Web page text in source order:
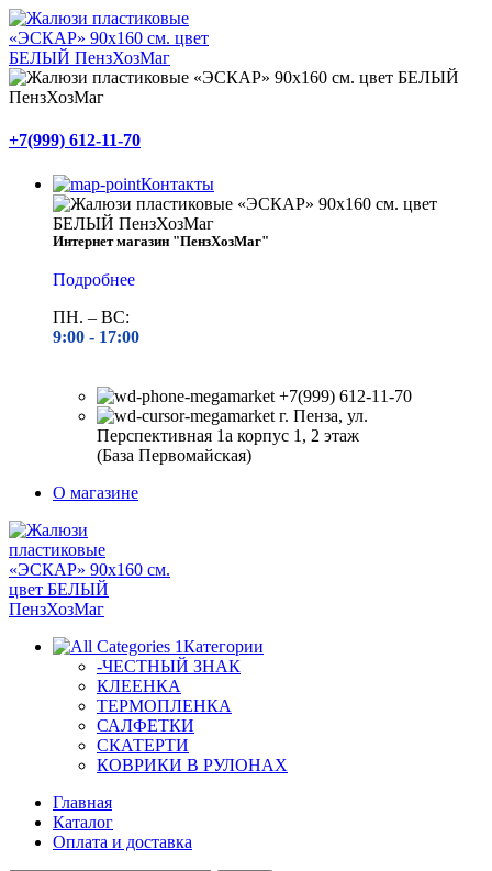
+7(999) 612-11-70
Контакты
Интернет магазин "ПензХозМаг"
Подробнее
ПН. – ВС:
9:00 - 17:00
+7(999) 612-11-70
г. Пенза, ул.
Перспективная 1а корпус 1, 2 этаж
(База Первомайская)
О магазине
Категории
-ЧЕСТНЫЙ ЗНАК
КЛЕЕНКА
ТЕРМОПЛЕНКА
САЛФЕТКИ
СКАТЕРТИ
КОВРИКИ В РУЛОНАХ
Главная
Каталог
Оплата и доставка